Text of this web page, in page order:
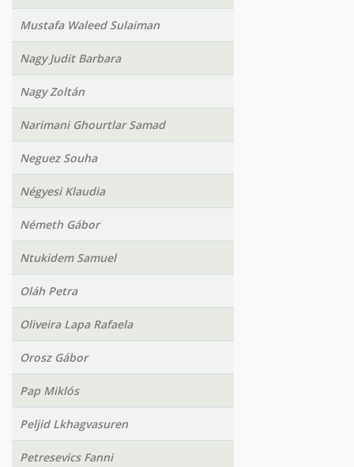
Mustafa Waleed Sulaiman
Nagy Judit Barbara
Nagy Zoltán
Narimani Ghourtlar Samad
Neguez Souha
Négyesi Klaudia
Németh Gábor
Ntukidem Samuel
Oláh Petra
Oliveira Lapa Rafaela
Orosz Gábor
Pap Miklós
Peljid Lkhagvasuren
Petresevics Fanni